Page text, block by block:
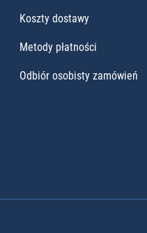
Koszty dostawy
Metody płatności
Odbiór osobisty zamówień